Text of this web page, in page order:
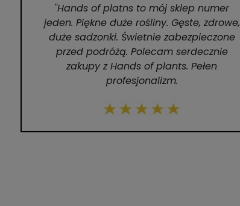
"Hands of platns to mój sklep numer
jeden. Piękne duże rośliny. Gęste, zdrowe,
duże sadzonki. Świetnie zabezpieczone
przed podróżą. Polecam serdecznie
zakupy z Hands of plants. Pełen
profesjonalizm.